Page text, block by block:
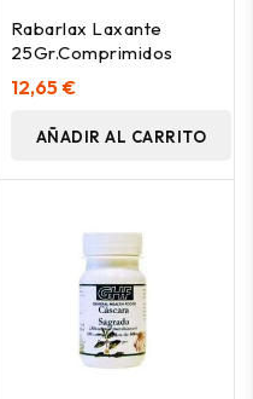
Rabarlax Laxante
25Gr.Comprimidos
12,65 €
AÑADIR AL CARRITO